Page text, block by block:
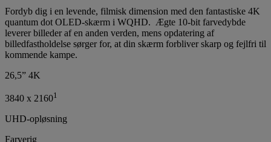
Fordyb dig i en levende, filmisk dimension med den fantastiske 4K
quantum dot OLED-skærm i WQHD. Ægte 10-bit farvedybde
leverer billeder af en anden verden, mens opdatering af
billedfastholdelse sørger for, at din skærm forbliver skarp og fejlfri til
kommende kampe.
26,5” 4K
3840 x 21601
UHD-opløsning
Farverig